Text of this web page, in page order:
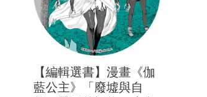
【編輯選書】漫畫《伽
藍公主》「廢墟與自